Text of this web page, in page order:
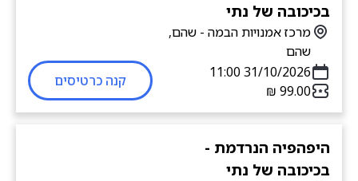
בכיכובה של נתי
מרכז אמנויות הבמה - שהם,
שהם
31/10/2026 11:00
קנה כרטיסים
היפהפיה הנרדמת -
בכיכובה של נתי